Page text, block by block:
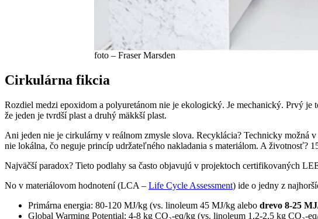
foto – Fraser Marsden
Cirkulárna fikcia
Rozdiel medzi epoxidom a polyuretánom nie je ekologický. Je mechanický. Prvý
že jeden je tvrdší plast a druhý mäkkší plast.
Ani jeden nie je cirkulárny v reálnom zmysle slova. Recyklácia? Technicky možná
nie lokálna, čo neguje princíp udržateľného nakladania s materiálom. A životnosť?
Najväčší paradox? Tieto podlahy sa často objavujú v projektoch certifikovaných
No v materiálovom hodnotení (LCA – Life Cycle Assessment) ide o jedny z
Primárna energia: 80-120 MJ/kg (vs. linoleum 45 MJ/kg alebo drevo 8-25
Global Warming Potential: 4-8 kg CO₂-eq/kg (vs. linoleum 1,2-2,5 kg CO₂-